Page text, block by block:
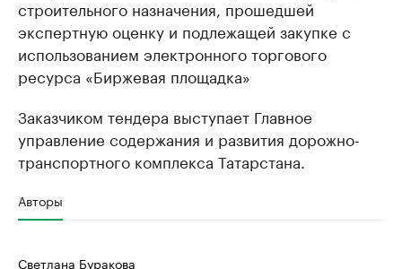
строительного назначения, прошедшей
экспертную оценку и подлежащей закупке с
использованием электронного торгового
ресурса «Биржевая площадка»
Заказчиком тендера выступает Главное
управление содержания и развития дорожно-
транспортного комплекса Татарстана.
Авторы
Светлана Буракова